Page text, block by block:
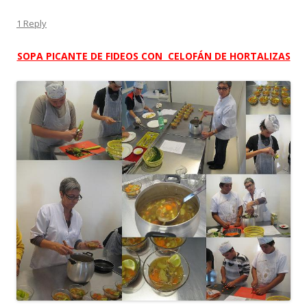
1 Reply
SOPA PICANTE DE FIDEOS CON CELOFÁN DE HORTALIZAS